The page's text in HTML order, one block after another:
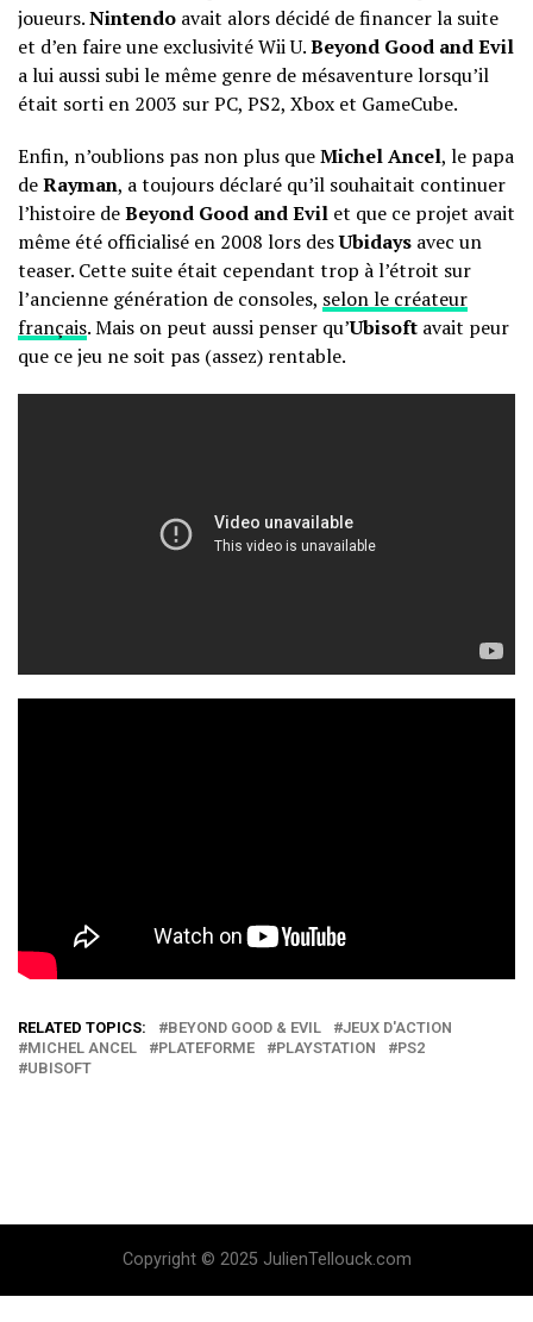
joueurs.Nintendo avait alors décidé de financer la suite
et d’en faire une exclusivité Wii U.Beyond Good and Evil
a lui aussi subi le même genre de mésaventure lorsqu’il
était sorti en 2003 sur PC, PS2, Xbox et GameCube.
Enfin, n’oublions pas non plus queMichel Ancel, le papa
deRayman, a toujours déclaré qu’il souhaitait continuer
l’histoire deBeyond Good and Evil et que ce projet avait
même été officialisé en 2008 lors desUbidays avec un
teaser. Cette suite était cependant trop à l’étroit sur
l’ancienne génération de consoles, selon le créateur
français. Mais on peut aussi penser qu’Ubisoft avait peur
que ce jeu ne soit pas (assez) rentable.
RELATED TOPICS: BEYOND GOOD & EVIL
JEUX D'ACTION
MICHEL ANCEL
PLATEFORME PLAYSTATION
PS2
UBISOFT
Copyright © 2025 JulienTellouck.com